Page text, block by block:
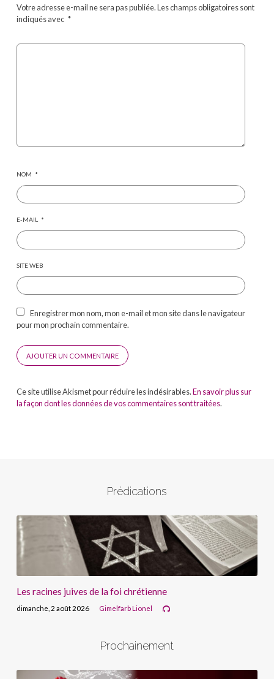
Votre adresse e-mail ne sera pas publiée.Les champs obligatoires sont
indiqués avec *
NOM *
E-MAIL *
SITE WEB
Enregistrer mon nom, mon e-mail et mon site dans le navigateur
pour mon prochain commentaire.
Ce site utilise Akismet pour réduire les indésirables.En savoir plus sur
la façon dont les données de vos commentaires sont traitées.
Prédications
Les racines juives de la foi chrétienne
dimanche, 2 août 2026 Gimelfarb Lionel
Prochainement